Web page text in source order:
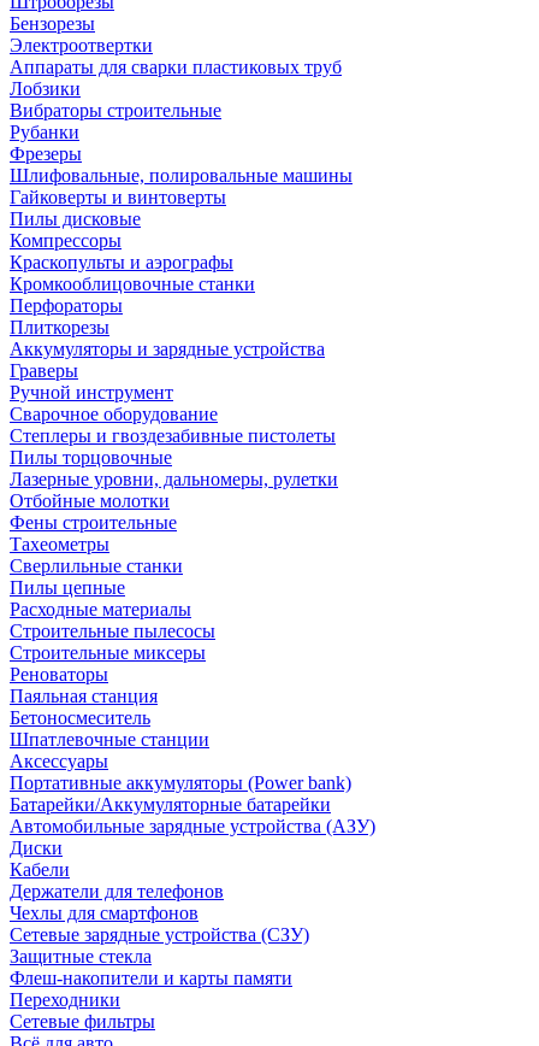
Бензорезы
Электроотвертки
Аппараты для сварки пластиковых труб
Лобзики
Вибраторы строительные
Рубанки
Фрезеры
Шлифовальные, полировальные машины
Гайковерты и винтоверты
Пилы дисковые
Компрессоры
Краскопульты и аэрографы
Кромкооблицовочные станки
Перфораторы
Плиткорезы
Аккумуляторы и зарядные устройства
Граверы
Ручной инструмент
Сварочное оборудование
Степлеры и гвоздезабивные пистолеты
Пилы торцовочные
Лазерные уровни, дальномеры, рулетки
Отбойные молотки
Фены строительные
Тахеометры
Сверлильные станки
Пилы цепные
Расходные материалы
Строительные пылесосы
Строительные миксеры
Реноваторы
Паяльная станция
Бетоносмеситель
Шпатлевочные станции
Аксессуары
Портативные аккумуляторы (Power bank)
Батарейки/Аккумуляторные батарейки
Автомобильные зарядные устройства (АЗУ)
Диски
Кабели
Держатели для телефонов
Чехлы для смартфонов
Сетевые зарядные устройства (СЗУ)
Защитные стекла
Флеш-накопители и карты памяти
Переходники
Сетевые фильтры